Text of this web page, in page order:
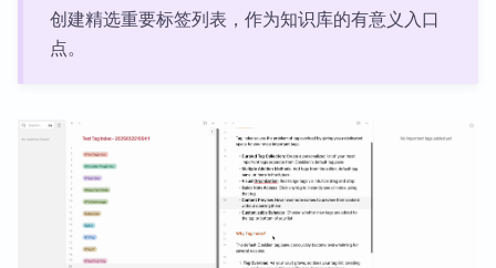
创建精选重要标签列表，作为知识库的有意义入口
点。